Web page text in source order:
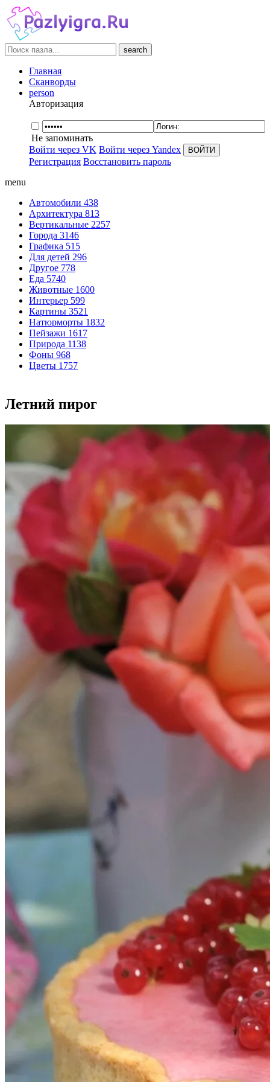
search
Главная
Сканворды
person
Авторизация
Не запоминать
Войти через VK Войти через Yandex
Регистрация Восстановить пароль
menu
Автомобили 438
Архитектура 813
Вертикальные 2257
Города 3146
Графика 515
Для детей 296
Другое 778
Еда 5740
Животные 1600
Интерьер 599
Картины 3521
Натюрморты 1832
Пейзажи 1617
Природа 1138
Фоны 968
Цветы 1757
Летний пирог